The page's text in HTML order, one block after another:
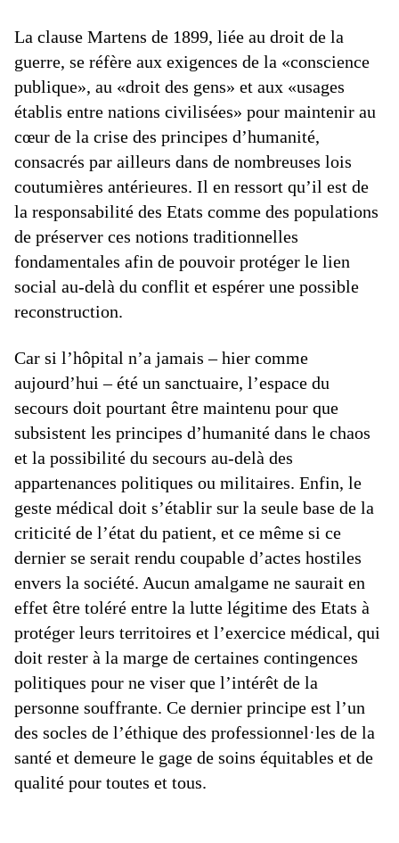
La clause Martens de 1899, liée au droit de la
guerre, se réfère aux exigences de la «conscience
publique», au «droit des gens» et aux «usages
établis entre nations civilisées» pour maintenir au
cœur de la crise des principes d’humanité,
consacrés par ailleurs dans de nombreuses lois
coutumières antérieures. Il en ressort qu’il est de
la responsabilité des Etats comme des populations
de préserver ces notions traditionnelles
fondamentales afin de pouvoir protéger le lien
social au-delà du conflit et espérer une possible
reconstruction.
Car si l’hôpital n’a jamais – hier comme
aujourd’hui – été un sanctuaire, l’espace du
secours doit pourtant être maintenu pour que
subsistent les principes d’humanité dans le chaos
et la possibilité du secours au-delà des
appartenances politiques ou militaires. Enfin, le
geste médical doit s’établir sur la seule base de la
criticité de l’état du patient, et ce même si ce
dernier se serait rendu coupable d’actes hostiles
envers la société. Aucun amalgame ne saurait en
effet être toléré entre la lutte légitime des Etats à
protéger leurs territoires et l’exercice médical, qui
doit rester à la marge de certaines contingences
politiques pour ne viser que l’intérêt de la
personne souffrante. Ce dernier principe est l’un
des socles de l’éthique des professionnel·les de la
santé et demeure le gage de soins équitables et de
qualité pour toutes et tous.